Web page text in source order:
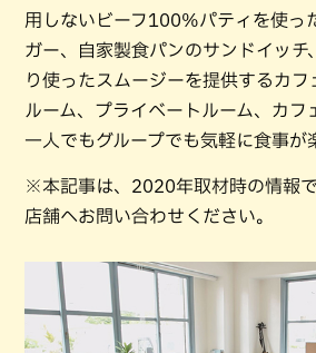
用しないビーフ100%パティを使っ
ガー、自家製食パンのサンドイッチ
り使ったスムージーを提供するカフ
ルーム、プライベートルーム、カフ
一人でもグループでも気軽に食事が
※本記事は、2020年取材時の情報
店舗へお問い合わせください。